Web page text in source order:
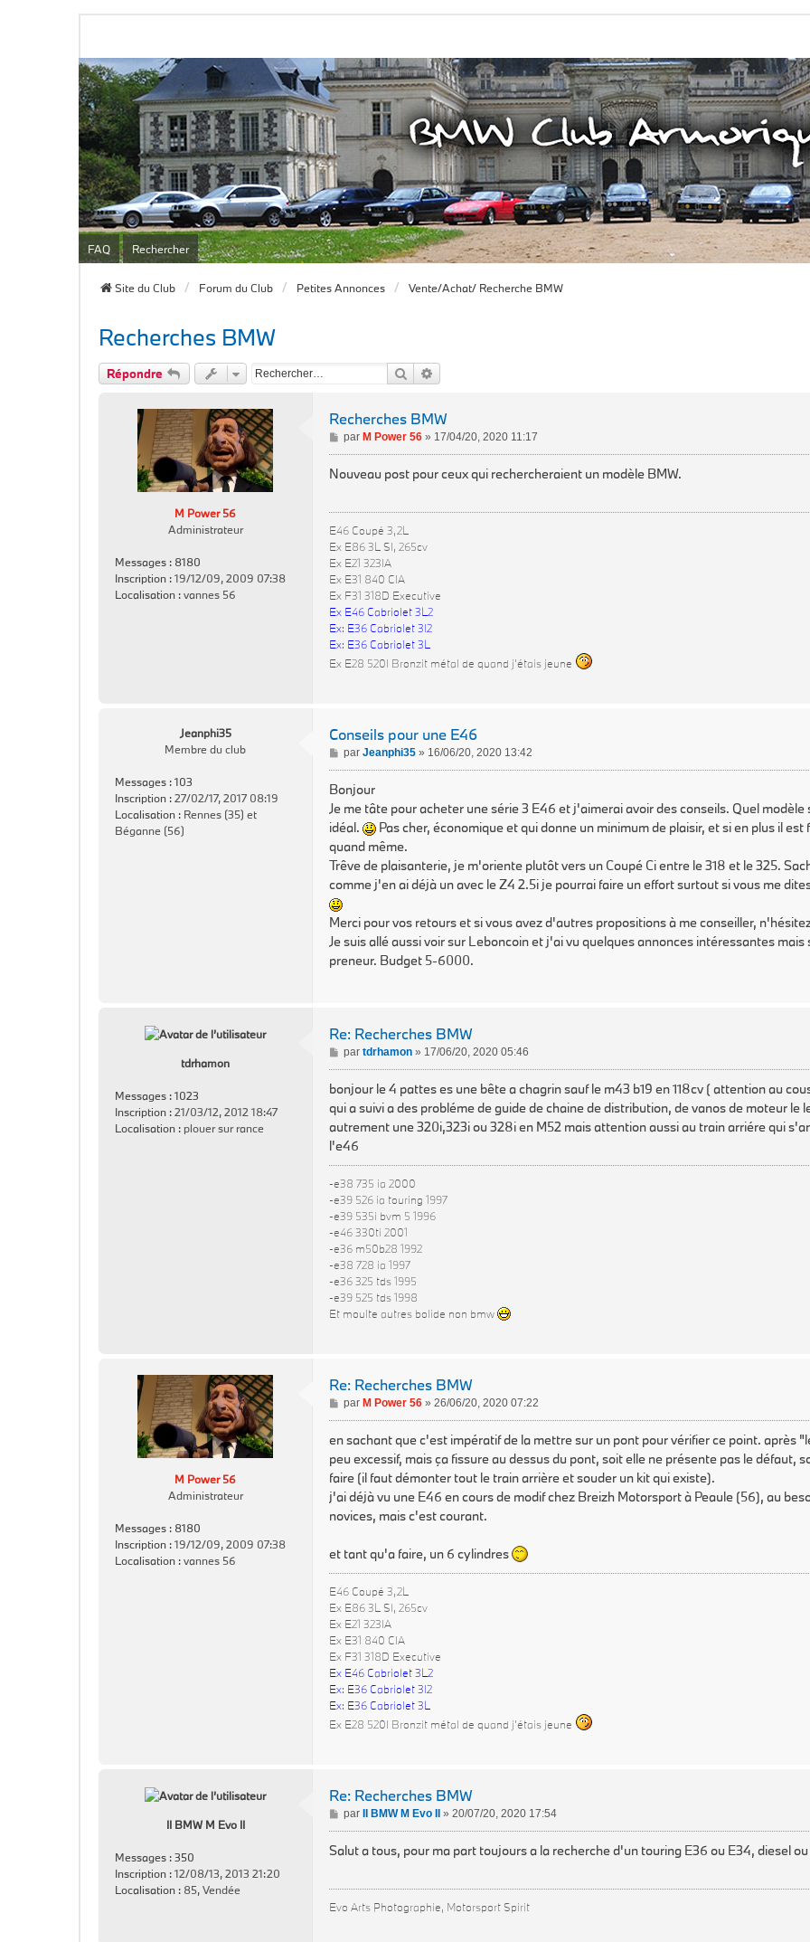
FAQ Rechercher
Site du Club Forum du Club Petites Annonces Vente/Achat/ Recherche BMW
Recherches BMW
Répondre Rechercher
M Power 56
Administrateur
Messages : 8180
Inscription :19/12/09, 2009 07:38
Localisation :vannes 56
Recherches BMW
M
e
e
par M Power 56» 17/04/20, 2020 11:17
Nouveau post pour ceux qui rechercheraient un modèle BMW.
E46 Coupé 3,2L
Ex E86 3L SI, 265cv
Ex E21 323IA
Ex E31 840 CIA
Ex F31 318D Executive
Ex E46 Cabriolet 3L2
Ex: E36 Cabriolet 3l2
Ex: E36 Cabriolet 3L
Ex E28 520I Bronzit métal de quand j'étais jeune
Jeanphi35
Membre du club
Messages :103
Inscription :27/02/17, 2017 08:19
Localisation : Rennes (35) et
Béganne (56)
Conseils pour une E46
M
e
a
g
e
par Jeanphi35» 16/06/20, 2020 13:42
Bonjour
Je me tâte pour acheter une série 3 E46 et j'aimerai avoir des conseils. Quel
idéal.
Pas cher, économique et qui donne un minimum de plaisir, et si en plus il est
quand même.
Trêve de plaisanterie, je m'oriente plutôt vers un Coupé Ci entre le 318 et le 325.
comme j'en ai déjà un avec le Z4 2.5i je pourrai faire un effort surtout si vous me
Merci pour vos retours et si vous avez d'autres propositions à me conseiller,
Je suis allé aussi voir sur Leboncoin et j'ai vu quelques annonces intéressantes
preneur. Budget 5-6000.
tdrhamon
Messages :1023
Inscription :21/03/12, 2012 18:47
Localisation : plouer sur rance
Re: Recherches BMW
M
e
s
a
g
e
par tdrhamon» 17/06/20, 2020 05:46
bonjour le 4 pattes es une bête a chagrin sauf le m43 b19 en 118cv ( attention au
qui a suivi a des probléme de guide de chaine de distribution, de vanos de moteur le
autrement une 320i,323i ou 328i en M52 mais attention aussi au train arriére qui
l'e46
-e38 735 ia 2000
-e39 526 ia touring 1997
-e39 535i bvm 5 1996
-e46 330ti 2001
-e36 m50b28 1992
-e38 728 ia 1997
-e36 325 tds 1995
-e39 525 tds 1998
Et moulte autres bolide non bmw
M Power 56
Administrateur
Messages : 8180
Inscription :19/12/09, 2009 07:38
Localisation :vannes 56
Re: Recherches BMW
M
e
a
g
e
par M Power 56» 26/06/20, 2020 07:22
en sachant que c'est impératif de la mettre sur un pont pour vérifier ce point. après
peu excessif, mais ça fissure au dessus du pont, soit elle ne présente pas le défaut,
faire (il faut démonter tout le train arrière et souder un kit qui existe).
j'ai déjà vu une E46 en cours de modif chez Breizh Motorsport à Peaule (56), au
novices, mais c'est courant.
et tant qu'a faire, un 6 cylindres
E46 Coupé 3,2L
Ex E86 3L SI, 265cv
Ex E21 323IA
Ex E31 840 CIA
Ex F31 318D Executive
Ex E46 Cabriolet 3L2
Ex: E36 Cabriolet 3l2
Ex: E36 Cabriolet 3L
Ex E28 520I Bronzit métal de quand j'étais jeune
II BMW M Evo II
Messages :350
Inscription :12/08/13, 2013 21:20
Localisation : 85, Vendée
Re: Recherches BMW
M
e
e
par II BMW M Evo II » 20/07/20, 2020 17:54
Salut a tous, pour ma part toujours a la recherche d'un touring E36 ou E34, diesel
Evo Arts Photographie, Motorsport Spirit